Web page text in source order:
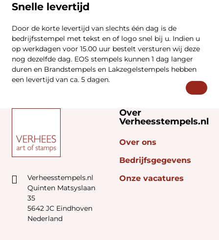
Snelle levertijd
Door de korte levertijd van slechts één dag is de
bedrijfsstempel met tekst en of logo snel bij u. Indien u
op werkdagen voor 15.00 uur bestelt versturen wij deze
nog dezelfde dag. EOS stempels kunnen 1 dag langer
duren en Brandstempels en Lakzegelstempels hebben
een levertijd van ca. 5 dagen.
Verheesstempels.nl
Quinten Matsyslaan
35
5642 JC Eindhoven
Nederland
Over
Verheesstempels.nl
Over ons
Bedrijfsgegevens
Onze vacatures